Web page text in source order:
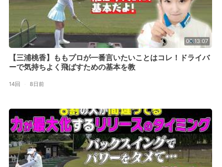
00:13:07
【三浦桃香】ももプロが一番言いたいことはコレ！ドライバ
ーで気持ちよく飛ばすための基本を教
14回 · 8日前